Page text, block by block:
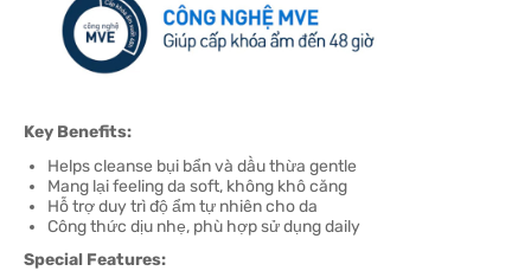
Key Benefits:
Helps cleanse bụi bẩn và dầu thừa gentle
Mang lại feeling da soft, không khô căng
Hỗ trợ duy trì độ ẩm tự nhiên cho da
Công thức dịu nhẹ, phù hợp sử dụng daily
Special Features: